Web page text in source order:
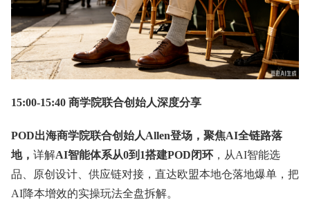
15:00-15:40 商学院联合创始人深度分享
POD出海商学院联合创始人Allen登场，聚焦AI全链路落
地， 详解AI智能体系从0到1搭建POD闭环 ，从AI智能选
品、原创设计、供应链对接，直达欧盟本地仓落地爆单，把
AI降本增效的实操玩法全盘拆解。